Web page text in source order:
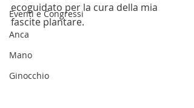
Eventi e Congressi
Anca
Mano
Ginocchio
ecoguidato per la cura della mia
fascite plantare.